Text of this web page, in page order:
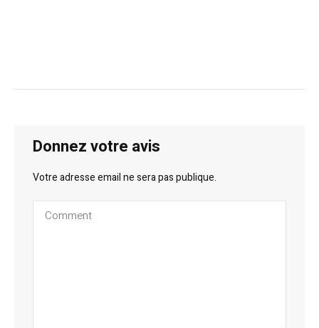
Donnez votre avis
Votre adresse email ne sera pas publique.